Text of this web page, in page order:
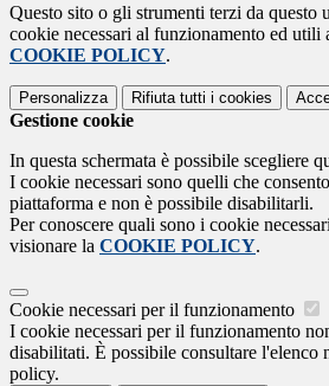
Questo sito o gli strumenti terzi da questo
cookie necessari al funzionamento ed
COOKIE POLICY.
Personalizza Rifiuta tutti i cookies
Gestione cookie
In questa schermata è possibile scegliere
I cookie necessari sono quelli che
piattaforma e non è possibile disabilitarli.
Per conoscere quali sono i cookie
visionare la COOKIE POLICY.
Cookie necessari per il funzionamento
I cookie necessari per il funzionamento
disabilitati. È possibile consultare l'elenco
policy.